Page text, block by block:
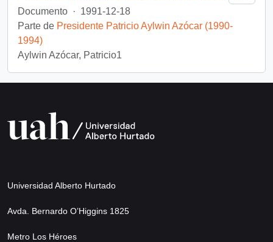
Documento · 1991-12-18
Parte de Presidente Patricio Aylwin Azócar (1990-
1994)
Aylwin Azócar, Patricio1
Universidad Alberto Hurtado
Avda. Bernardo O’Higgins 1825
Metro Los Héroes